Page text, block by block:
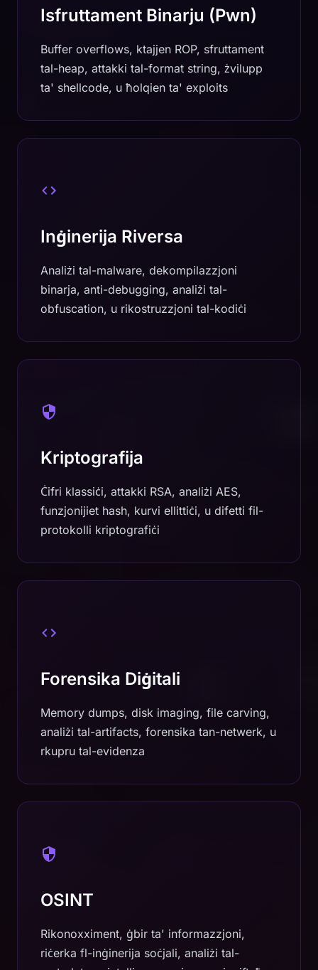
Isfruttament Binarju (Pwn)
Buffer overflows, ktajjen ROP, sfruttament
tal-heap, attakki tal-format string, żvilupp
ta' shellcode, u ħolqien ta' exploits
Inġinerija Riversa
Analiżi tal-malware, dekompilazzjoni
binarja, anti-debugging, analiżi tal-
obfuscation, u rikostruzzjoni tal-kodiċi
Kriptografija
Ċifri klassiċi, attakki RSA, analiżi AES,
funzjonijiet hash, kurvi ellittiċi, u difetti fil-
protokolli kriptografiċi
Forensika Diġitali
Memory dumps, disk imaging, file carving,
analiżi tal-artifacts, forensika tan-netwerk, u
rkupru tal-evidenza
OSINT
Rikonoxximent, ġbir ta' informazzjoni,
riċerka fl-inġinerija soċjali, analiżi tal-